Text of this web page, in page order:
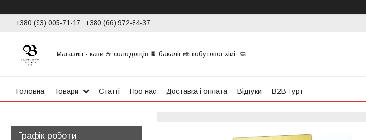
+380 (93) 005-71-17 +380 (66) 972-84-37
Магазин - кави ☕ солодощів 🍫 бакалії 🧀 побутової хімії 🧼
Головна Товари Статті Про нас Доставка і оплата Відгуки B2B Гурт
Графік роботи